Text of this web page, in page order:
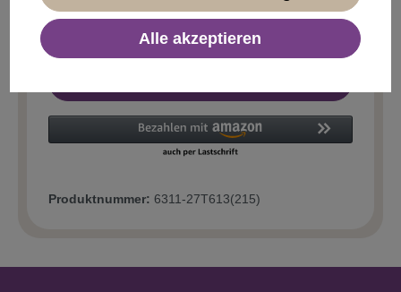
Produktnummer: 6311-27T613(215)
Alle akzeptieren